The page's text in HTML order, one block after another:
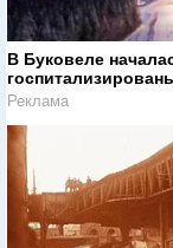
В Буковеле
Реклама